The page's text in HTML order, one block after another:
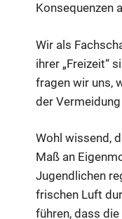
Konsequenzen
Wir als
ihrer „Freizeit“
fragen wir uns,
der
Wohl wissend,
Maß an
Jugendlichen
frischen Luft
führen, dass